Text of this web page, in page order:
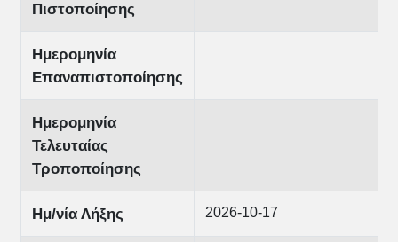
Πιστοποίησης
Ημερομηνία
Επαναπιστοποίησης
Ημερομηνία
Τελευταίας
Τροποποίησης
Ημ/νία Λήξης 2026-10-17